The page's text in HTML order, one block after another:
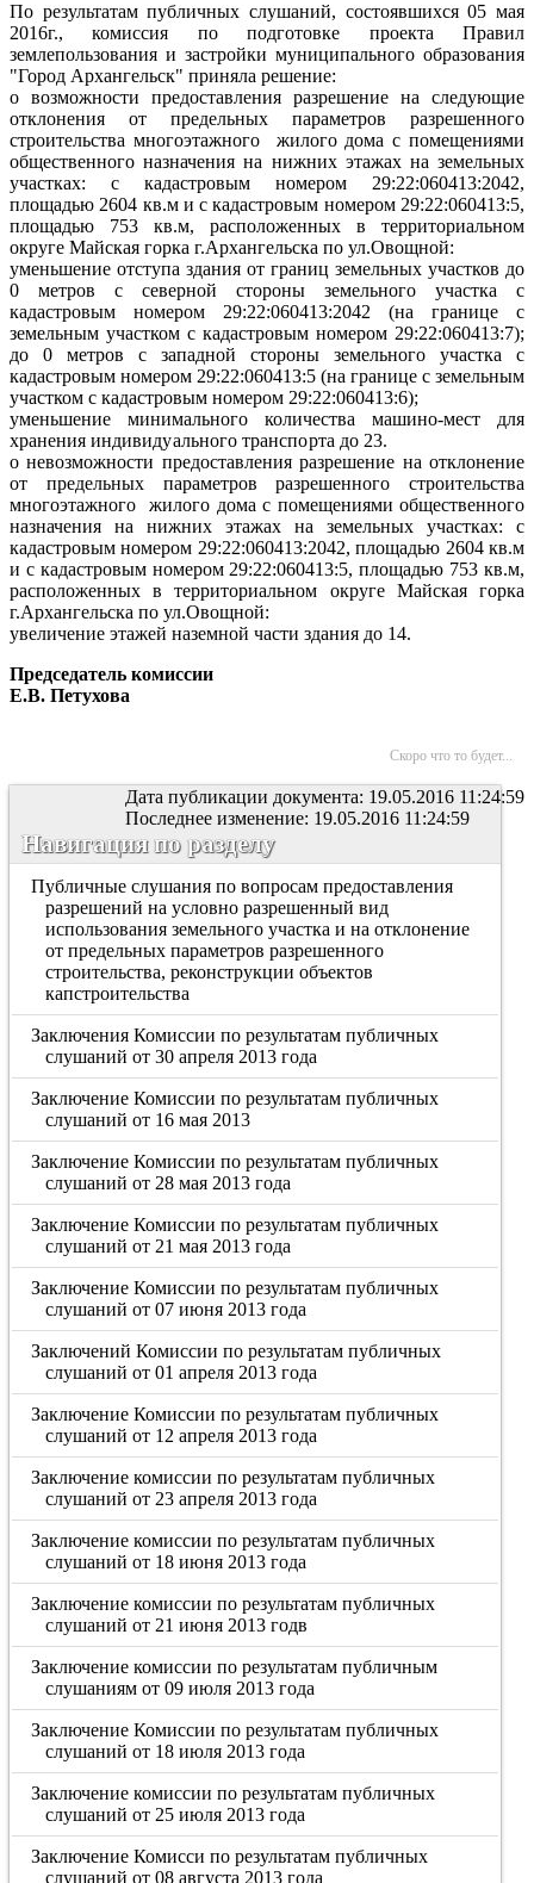
По результатам публичных слушаний, состоявшихся 05 мая
2016г., комиссия по подготовке проекта Правил
землепользования и застройки муниципального образования
"Город Архангельск" приняла решение:
о возможности предоставления разрешение на следующие
отклонения от предельных параметров разрешенного
строительства многоэтажного
жилого дома с помещениями
общественного назначения на нижних этажах на земельных
участках: с кадастровым номером 29:22:060413:2042,
площадью 2604 кв.м и с кадастровым номером 29:22:060413:5,
площадью 753 кв.м, расположенных в территориальном
округе Майская горка г.Архангельска по ул.Овощной:
уменьшение отступа здания от границ земельных участков до
0 метров с северной стороны земельного участка с
кадастровым номером 29:22:060413:2042 (на границе с
земельным участком с кадастровым номером 29:22:060413:7);
до 0 метров с западной стороны земельного участка с
кадастровым номером 29:22:060413:5 (на границе с земельным
участком с кадастровым номером 29:22:060413:6);
уменьшение минимального количества машино-мест для
хранения индивидуального транспорта до 23.
о невозможности предоставления разрешение на отклонение
от предельных параметров разрешенного строительства
многоэтажного
жилого дома с помещениями общественного
назначения на нижних этажах на земельных участках: с
кадастровым номером 29:22:060413:2042, площадью 2604 кв.м
и с кадастровым номером 29:22:060413:5, площадью 753 кв.м,
расположенных в территориальном округе Майская горка
г.Архангельска по ул.Овощной:
увеличение этажей наземной части здания до 14.
Председатель комиссии
Е.В. Петухова
Скоро что то будет...
Дата публикации документа: 19.05.2016 11:24:59
Последнее изменение: 19.05.2016 11:24:59
Навигация по разделу
Публичные слушания по вопросам предоставления
разрешений на условно разрешенный вид
использования земельного участка и на отклонение
от предельных параметров разрешенного
строительства, реконструкции объектов
капстроительства
Заключения Комиссии по результатам публичных
слушаний от 30 апреля 2013 года
Заключение Комиссии по результатам публичных
слушаний от 16 мая 2013
Заключение Комиссии по результатам публичных
слушаний от 28 мая 2013 года
Заключение Комиссии по результатам публичных
слушаний от 21 мая 2013 года
Заключение Комиссии по результатам публичных
слушаний от 07 июня 2013 года
Заключений Комиссии по результатам публичных
слушаний от 01 апреля 2013 года
Заключение Комиссии по результатам публичных
слушаний от 12 апреля 2013 года
Заключение комиссии по результатам публичных
слушаний от 23 апреля 2013 года
Заключение комиссии по результатам публичных
слушаний от 18 июня 2013 года
Заключение комиссии по результатам публичных
слушаний от 21 июня 2013 годв
Заключение комиссии по результатам публичным
слушаниям от 09 июля 2013 года
Заключение Комиссии по результатам публичных
слушаний от 18 июля 2013 года
Заключение комиссии по результатам публичных
слушаний от 25 июля 2013 года
Заключение Комисси по результатам публичных
слушаний от 08 августа 2013 года